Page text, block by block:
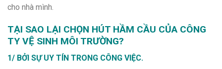
cho nhà mình.
TẠI SAO LẠI CHỌN HÚT HẦM CẦU CỦA CÔNG
TY VỆ SINH MÔI TRƯỜNG?
1/ BỞI SỰ UY TÍN TRONG CÔNG VIỆC.